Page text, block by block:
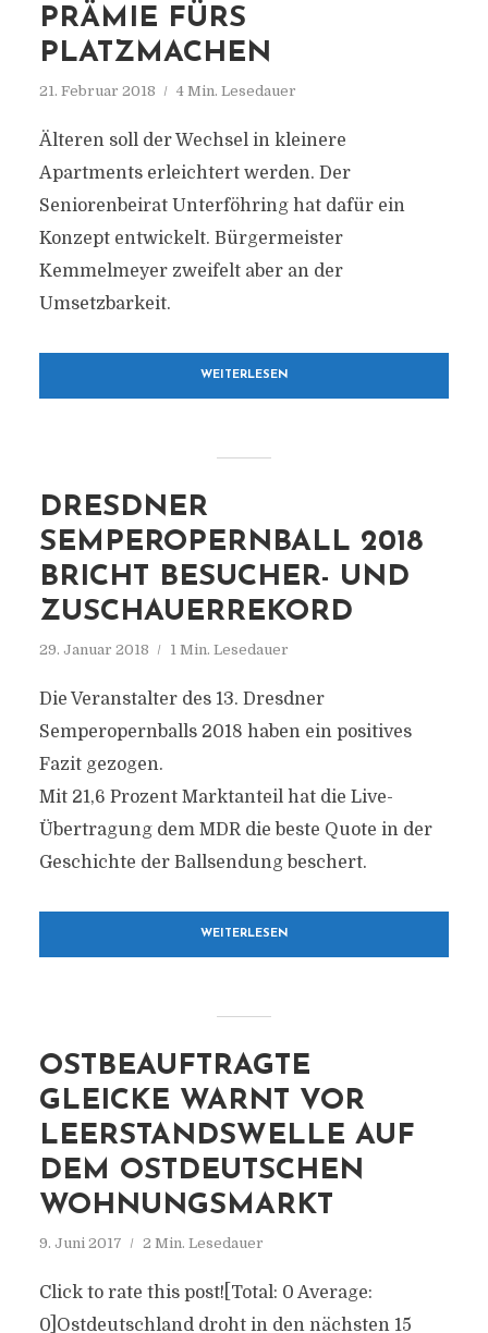
PRÄMIE FÜRS
PLATZMACHEN
21. Februar 2018 4 Min. Lesedauer
Älteren soll der Wechsel in kleinere
Apartments erleichtert werden. Der
Seniorenbeirat Unterföhring hat dafür ein
Konzept entwickelt. Bürgermeister
Kemmelmeyer zweifelt aber an der
Umsetzbarkeit.
WEITERLESEN
DRESDNER
SEMPEROPERNBALL 2018
BRICHT BESUCHER- UND
ZUSCHAUERREKORD
29. Januar 2018 1 Min. Lesedauer
Die Veranstalter des 13. Dresdner
Semperopernballs 2018 haben ein positives
Fazit gezogen.
Mit 21,6 Prozent Marktanteil hat die Live-
Übertragung dem MDR die beste Quote in der
Geschichte der Ballsendung beschert.
WEITERLESEN
OSTBEAUFTRAGTE
GLEICKE WARNT VOR
LEERSTANDSWELLE AUF
DEM OSTDEUTSCHEN
WOHNUNGSMARKT
9. Juni 2017 2 Min. Lesedauer
Click to rate this post![Total: 0 Average:
0]Ostdeutschland droht in den nächsten 15